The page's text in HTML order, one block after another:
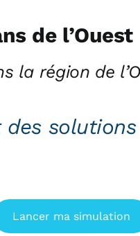
de l’Ouest
la région de
Lancer ma simulation